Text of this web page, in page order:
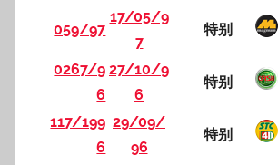
059/97
17/05/9
7
特别
0267/9
6
27/10/9
6
特别
117/199
6
29/09/
96
特别